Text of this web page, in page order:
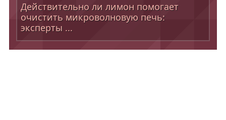
Действительно ли лимон помогает
очистить микроволновую печь:
эксперты ...